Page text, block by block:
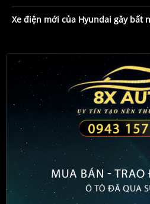
Xe điện mới của Hyundai gây bất